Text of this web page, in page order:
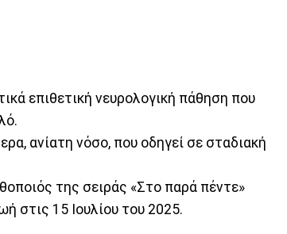
επιθετική νευρολογική πάθηση που
ανίατη νόσο, που οδηγεί σε σταδιακή
της σειράς «Στο παρά πέντε»
στις 15 Ιουλίου του 2025.